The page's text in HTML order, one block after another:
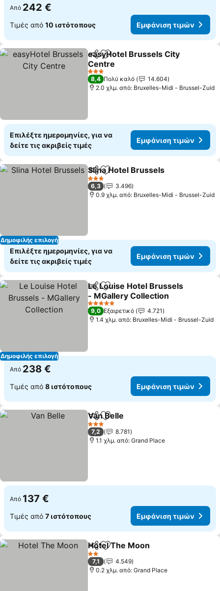
Από 242 €
Τιμές από 10 ιστότοπους Εμφάνιση τιμών
Κοινοποίηση
Προσθήκη στα αγαπημένα
easyHotel Brussels City
Centre
3 Αστέρια
8,4 Πολύ καλό
14.604
2.0 χλμ. από: Bruxelles-Midi - Brussel-Zuid
Επιλέξτε ημερομηνίες, για να
δείτε τις ακριβείς τιμές
Εμφάνιση τιμών
Δημοφιλής επιλογή
Κοινοποίηση
Προσθήκη στα αγαπημένα
Slina Hotel Brussels
3 Αστέρια
6,3
3.496
0.9 χλμ. από: Bruxelles-Midi - Brussel-Zuid
Επιλέξτε ημερομηνίες, για να
δείτε τις ακριβείς τιμές
Εμφάνιση τιμών
Δημοφιλής επιλογή
Κοινοποίηση
Προσθήκη στα αγαπημένα
Le Louise Hotel Brussels
- MGallery Collection
5 Αστέρια
9,0 Εξαιρετικό
4.721
1.4 χλμ. από: Bruxelles-Midi - Brussel-Zuid
Από 238 €
Τιμές από 8 ιστότοπους Εμφάνιση τιμών
Κοινοποίηση
Προσθήκη στα αγαπημένα
Van Belle
3 Αστέρια
7,2
8.781
1.1 χλμ. από: Grand Place
Από 137 €
Τιμές από 7 ιστότοπους Εμφάνιση τιμών
Κοινοποίηση
Προσθήκη στα αγαπημένα
Hotel The Moon
2 Αστέρια
7,1
4.549
0.2 χλμ. από: Grand Place